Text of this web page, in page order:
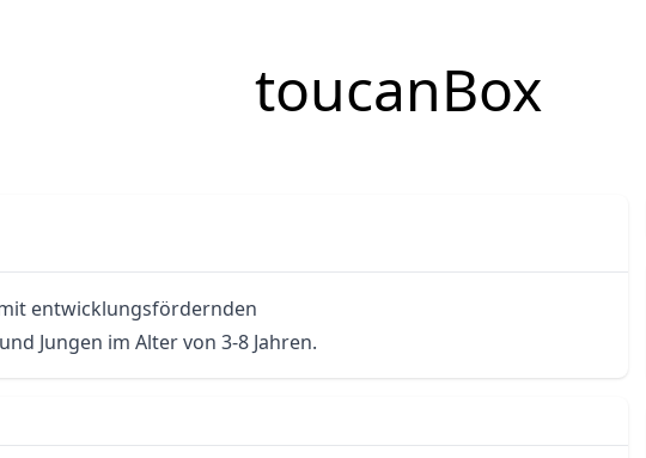
toucanBox
entwicklungsfördernden
Jungen im Alter von 3-8 Jahren.